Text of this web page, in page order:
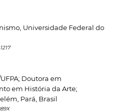
Universidade Federal do
Doutora em
em História da Arte;
Pará, Brasil